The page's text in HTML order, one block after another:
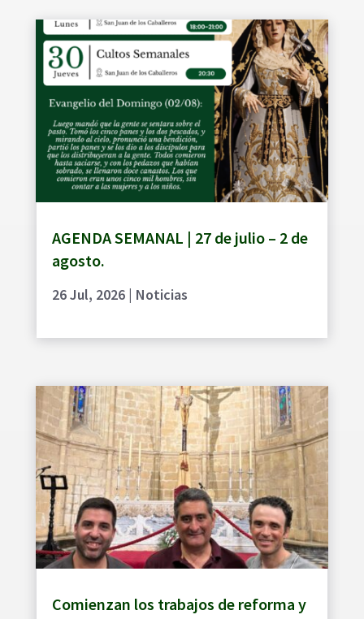
AGENDA SEMANAL | 27 de julio – 2 de
agosto.
26 Jul, 2026| Noticias
Comienzan los trabajos de reforma y